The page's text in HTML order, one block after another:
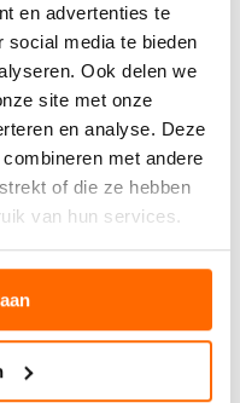
en advertenties te
social media te bieden
Ook delen we
site met onze
en analyse. Deze
met andere
of die ze hebben
van hun services.